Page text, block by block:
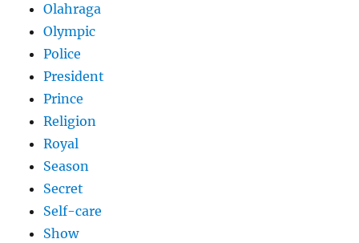
Olahraga
Olympic
Police
President
Prince
Religion
Royal
Season
Secret
Self-care
Show